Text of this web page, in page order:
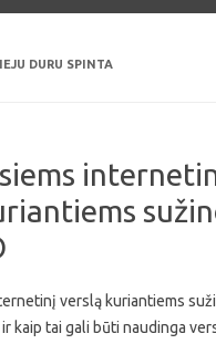
DURU SPINTA
verslą kuriantiems
ir kaip tai gali būti naudinga